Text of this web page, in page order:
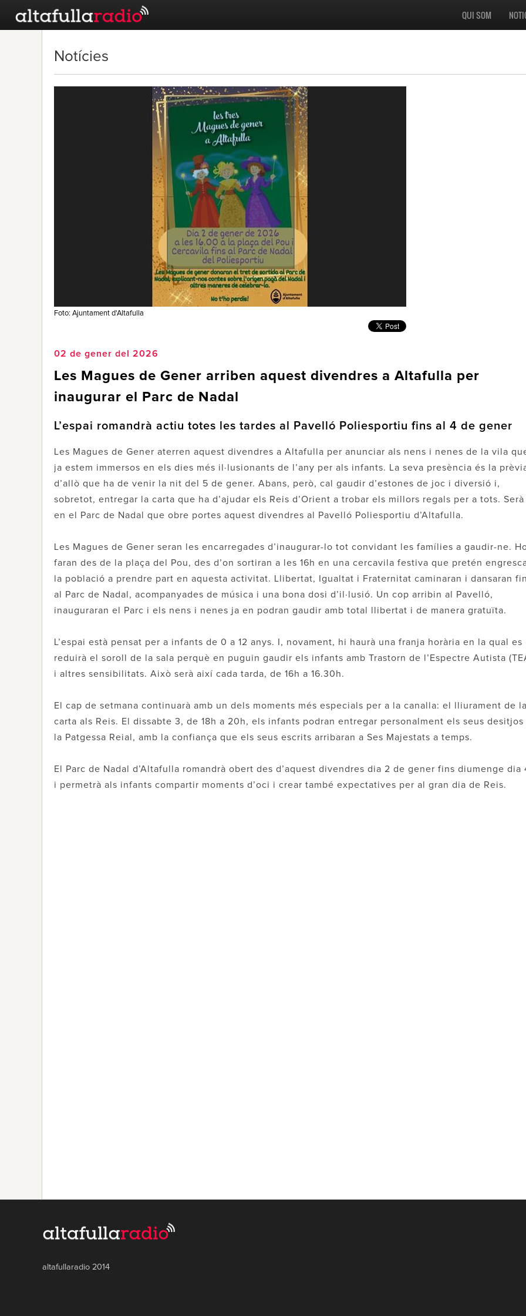
QUI SOM
Notícies
Foto: Ajuntament d'Altafulla
02 de gener del 2026
Les Magues de Gener arriben aquest divendres a Altafulla per
inaugurar el Parc de Nadal
L’espai romandrà actiu totes les tardes al Pavelló Poliesportiu fins al 4 de gener
Les Magues de Gener aterren aquest divendres a Altafulla per anunciar als nens i nenes de la vila
ja estem immersos en els dies més il·lusionants de l’any per als infants. La seva presència és la
d’allò que ha de venir la nit del 5 de gener. Abans, però, cal gaudir d’estones de joc i diversió i,
sobretot, entregar la carta que ha d’ajudar els Reis d’Orient a trobar els millors regals per a tots. Serà
en el Parc de Nadal que obre portes aquest divendres al Pavelló Poliesportiu d’Altafulla.
Les Magues de Gener seran les encarregades d’inaugurar-lo tot convidant les famílies a gaudir-ne.
faran des de la plaça del Pou, des d’on sortiran a les 16h en una cercavila festiva que pretén
la població a prendre part en aquesta activitat. Llibertat, Igualtat i Fraternitat caminaran i dansaran
al Parc de Nadal, acompanyades de música i una bona dosi d’il·lusió. Un cop arribin al Pavelló,
inauguraran el Parc i els nens i nenes ja en podran gaudir amb total llibertat i de manera gratuïta.
L’espai està pensat per a infants de 0 a 12 anys. I, novament, hi haurà una franja horària en la qual es
reduirà el soroll de la sala perquè en puguin gaudir els infants amb Trastorn de l’Espectre Autista
i altres sensibilitats. Això serà així cada tarda, de 16h a 16.30h.
El cap de setmana continuarà amb un dels moments més especials per a la canalla: el lliurament de la
carta als Reis. El dissabte 3, de 18h a 20h, els infants podran entregar personalment els seus desitjos
la Patgessa Reial, amb la confiança que els seus escrits arribaran a Ses Majestats a temps.
El Parc de Nadal d’Altafulla romandrà obert des d’aquest divendres dia 2 de gener fins diumenge dia
i permetrà als infants compartir moments d’oci i crear també expectatives per al gran dia de Reis.
altafullaradio 2014